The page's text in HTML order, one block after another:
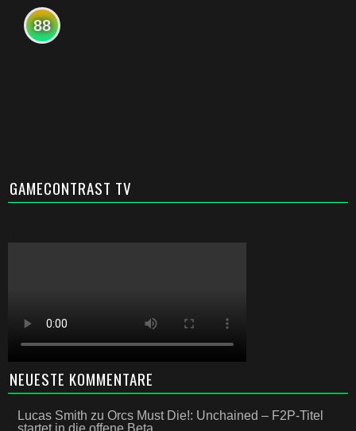
88
GAMECONTRAST TV
NEUESTE KOMMENTARE
Lucas Smith zu Orcs Must Die!: Unchained – F2P-Titel
startet in die offene Beta